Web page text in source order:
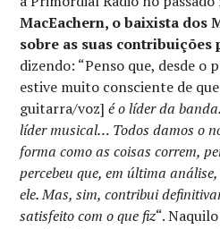
MacEachern, o baixista dos
sobre as suas contribuições
dizendo: “Penso que, desde o
estive muito consciente de
guitarra/voz]é o líder da
líder musical… Todos damos o
forma como as coisas correm,
percebeu que, em última
ele. Mas, sim, contribui
satisfeito com o que fiz“.